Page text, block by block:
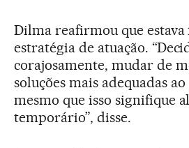
Dilma reafirmou que estava
estratégia de atuação.
corajosamente, mudar de
soluções mais adequadas
mesmo que isso signifique
temporário”, disse.